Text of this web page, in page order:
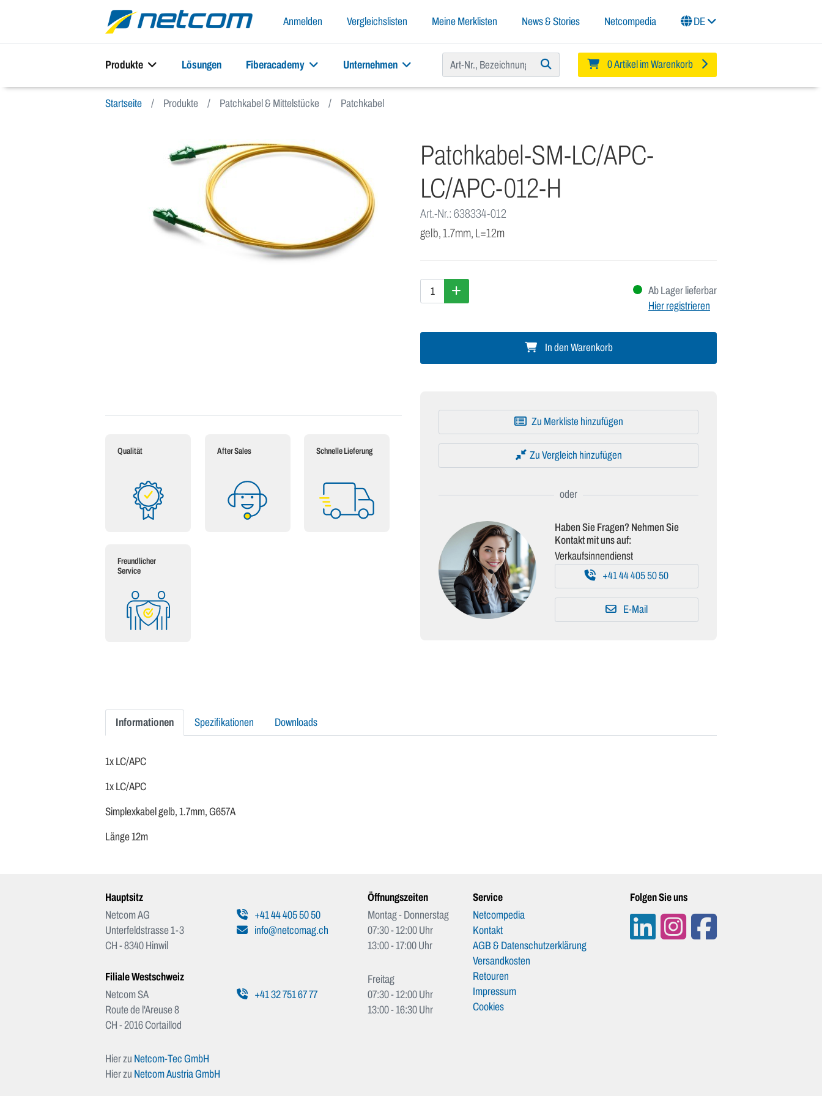
Anmelden Vergleichslisten Meine Merklisten News & Stories Netcompedia DE
Produkte Lösungen Fiberacademy Unternehmen 0 Artikel im Warenkorb
Startseite Produkte Patchkabel & Mittelstücke Patchkabel
Qualität After Sales Schnelle Lieferung
Freundlicher
Service
Patchkabel-SM-LC/APC-
LC/APC-012-H
Art.-Nr.: 638334-012
gelb, 1.7mm, L=12m
Ab Lager lieferbar
Hier registrieren
In den Warenkorb
Zu Merkliste hinzufügen
Zu Vergleich hinzufügen
Haben Sie Fragen? Nehmen Sie
Kontakt mit uns auf:
Verkaufsinnendienst
+41 44 405 50 50
E-Mail
Informationen Spezifikationen Downloads
1x LC/APC
1x LC/APC
Simplexkabel gelb, 1.7mm, G657A
Länge 12m
Hauptsitz
Netcom AG
Unterfeldstrasse 1-3
CH - 8340 Hinwil
+41 44 405 50 50
info@netcomag.ch
Filiale Westschweiz
Netcom SA
Route de l'Areuse 8
CH - 2016 Cortaillod
+41 32 751 67 77
Hier zu Netcom-Tec GmbH
Hier zu Netcom Austria GmbH
Öffnungszeiten
Montag - Donnerstag
07:30 - 12:00 Uhr
13:00 - 17:00 Uhr
Freitag
07:30 - 12:00 Uhr
13:00 - 16:30 Uhr
Service
Netcompedia
Kontakt
AGB & Datenschutzerklärung
Versandkosten
Retouren
Impressum
Cookies
Folgen Sie uns